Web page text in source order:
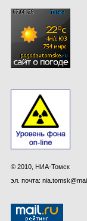
© 2010, НИА-Томск
эл. почта: